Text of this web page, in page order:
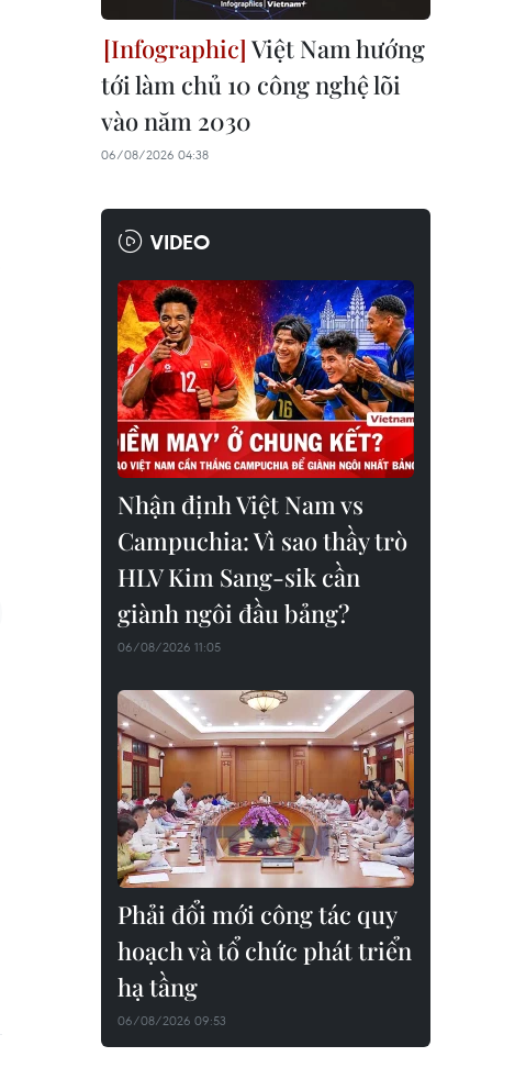
Việt Nam hướng
tới làm chủ 10 công nghệ lõi
vào năm 2030
06/08/2026 04:38
VIDEO
Nhận định Việt Nam vs
Campuchia: Vì sao thầy trò
HLV Kim Sang-sik cần
giành ngôi đầu bảng?
06/08/2026 11:05
Phải đổi mới công tác quy
hoạch và tổ chức phát triển
hạ tầng
06/08/2026 09:53